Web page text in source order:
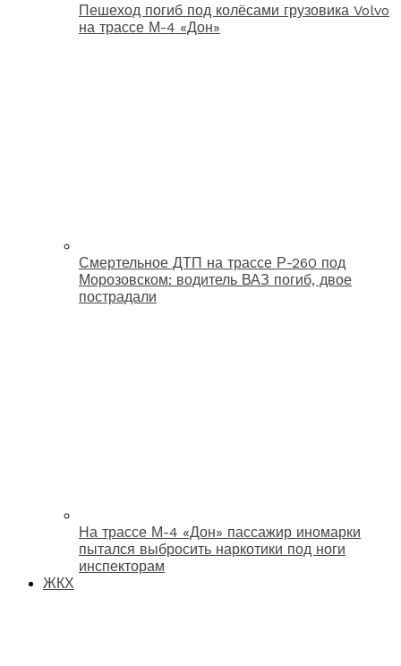
Пешеход погиб под колёсами грузовика Volvo
на трассе М-4 «Дон»
Смертельное ДТП на трассе Р-260 под
Морозовском: водитель ВАЗ погиб, двое
пострадали
На трассе М-4 «Дон» пассажир иномарки
пытался выбросить наркотики под ноги
инспекторам
ЖКХ